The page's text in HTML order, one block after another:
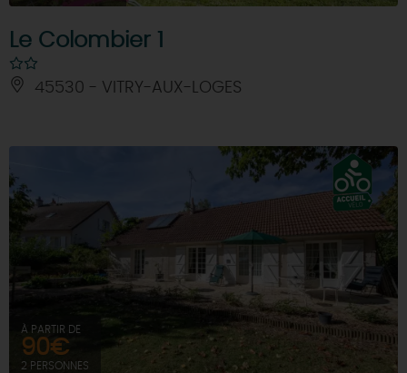
Le Colombier 1
45530 - VITRY-AUX-LOGES
À PARTIR DE
90€
2 PERSONNES